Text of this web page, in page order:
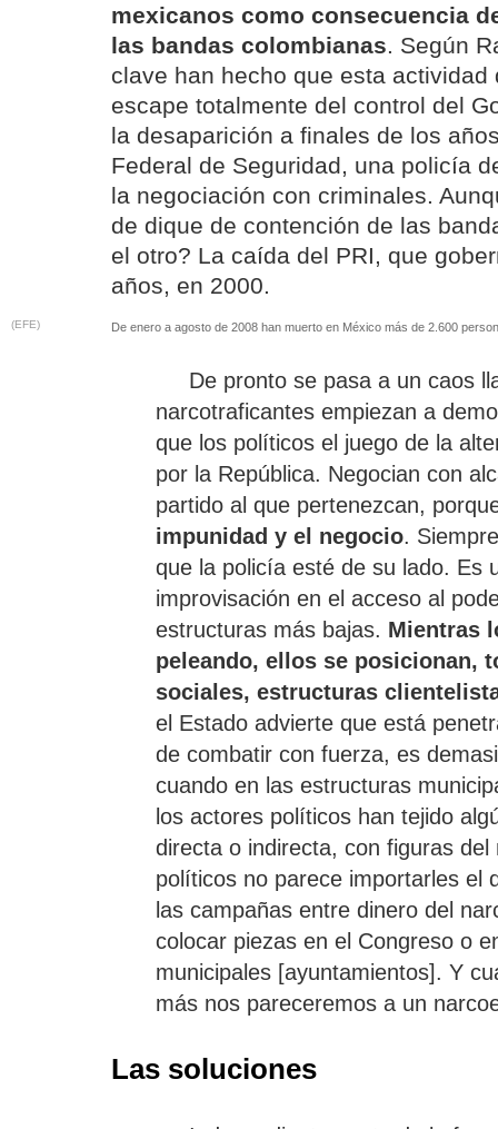
mexicanos como consecuencia
las bandas colombianas. Según
clave han hecho que esta
escape totalmente del control del
la desaparición a finales de los
Federal de Seguridad, una policía
la negociación con criminales.
de dique de contención de las
el otro? La caída del PRI, que
años, en 2000.
(EFE) De enero a agosto de 2008 han muerto en México más de 2.600
De pronto se pasa a un caos
narcotraficantes empiezan a
que los políticos el juego de la
por la República. Negocian con
partido al que pertenezcan,
impunidad y el negocio.
que la policía esté de su lado. Es
improvisación en el acceso al
estructuras más bajas. Mientras
peleando, ellos se posicionan,
sociales, estructuras
el Estado advierte que está
de combatir con fuerza, es
cuando en las estructuras
los actores políticos han tejido
directa o indirecta, con figuras del
políticos no parece importarles el
las campañas entre dinero del
colocar piezas en el Congreso o
municipales [ayuntamientos]. Y
más nos pareceremos a un
Las soluciones